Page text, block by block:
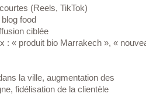
(Reels, TikTok)
food
ciblée
: « produit bio Marrakech », «
la ville, augmentation des
fidélisation de la clientèle